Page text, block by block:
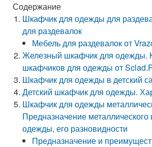
Содержание
Шкафчик для одежды для
для раздевалок
Мебель для раздевалок от
Железный шкафчик для одежды.
шкафчиков для одежды от
Шкафчик для одежды в детский
Детский шкафчик для одежды.
Шкафчик для одежды
Предназначение
одежды, его разновидности
Предназначение и